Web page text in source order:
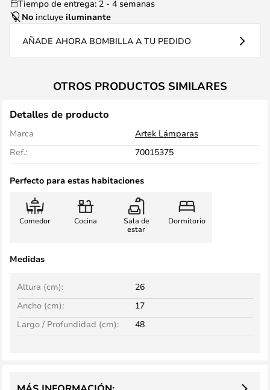
Tiempo de entrega: 2 - 4 semanas
No incluye iluminante
AÑADE AHORA BOMBILLA A TU PEDIDO
OTROS PRODUCTOS SIMILARES
Detalles de producto
Marca
Artek Lámparas
Ref.:
70015375
Perfecto para estas habitaciones
Comedor Cocina
Sala de
estar
Dormitorio
Medidas
Ancho (cm): 17
Altura (cm): 26
Largo / Profundidad (cm): 48